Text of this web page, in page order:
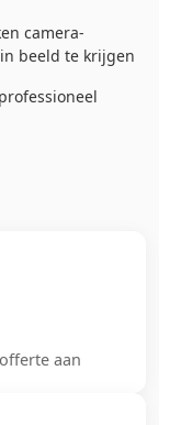
camera-
beeld te krijgen
aan